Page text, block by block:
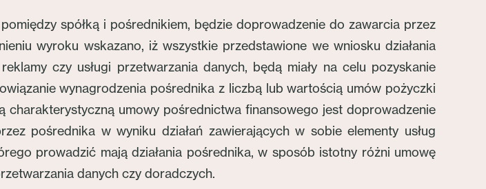
spółką i pośrednikiem, będzie doprowadzenie do zawarcia przez
wyroku wskazano, iż wszystkie przedstawione we wniosku działania
czy usługi przetwarzania danych, będą miały na celu pozyskanie
wynagrodzenia pośrednika z liczbą lub wartością umów pożyczki
umowy pośrednictwa finansowego jest doprowadzenie
pośrednika w wyniku działań zawierających w sobie elementy usług
prowadzić mają działania pośrednika, w sposób istotny różni umowę
danych czy doradczych.